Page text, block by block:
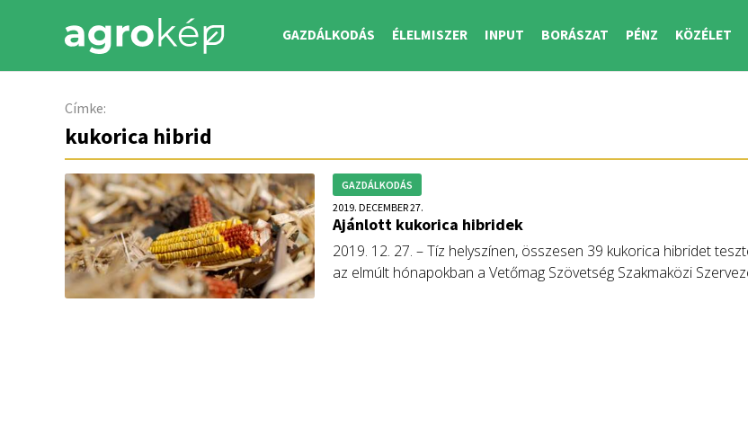
GAZDÁLKODÁS ÉLELMISZER INPUT BORÁSZAT PÉNZ KÖZÉLET
Címke:
kukorica hibrid
GAZDÁLKODÁS
2019. DECEMBER 27.
Ajánlott kukorica hibridek
2019. 12. 27. – Tíz helyszínen, összesen 39 kukorica hibridet
az elmúlt hónapokban a Vetőmag Szövetség Szakmaközi